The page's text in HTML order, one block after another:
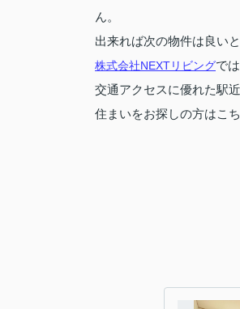
ん。
出来れば次の物件は良い
株式会社NEXTリビングで
交通アクセスに優れた駅
住まいをお探しの方はこ